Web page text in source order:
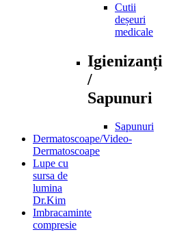
Cutii
deșeuri
medicale
Igienizanți
/
Sapunuri
Sapunuri
Dermatoscoape/Video-
Dermatoscoape
Lupe cu
sursa de
lumina
Dr.Kim
Imbracaminte
compresie